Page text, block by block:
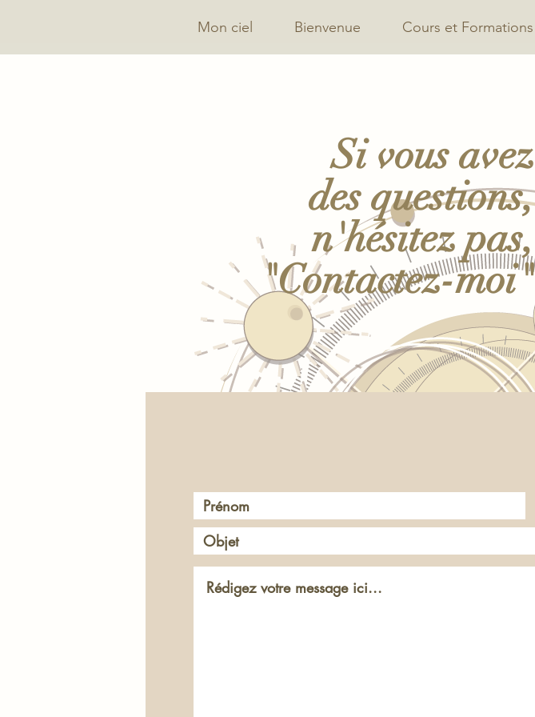
Mon ciel Bienvenue Cours et Formations
Si vous avez
des questions,
n'hésitez pas,
"Contactez-moi"